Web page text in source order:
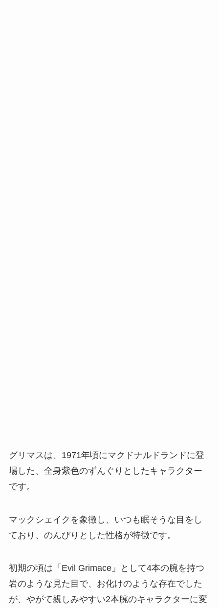
グリマスは、1971年頃にマクドナルドランドに登
場した、全身紫色のずんぐりとしたキャラクター
です。
マックシェイクを象徴し、いつも眠そうな目をし
ており、のんびりとした性格が特徴です。
初期の頃は「Evil Grimace」として4本の腕を持つ
岩のような見た目で、お化けのような存在でした
が、やがて親しみやすい2本腕のキャラクターに変